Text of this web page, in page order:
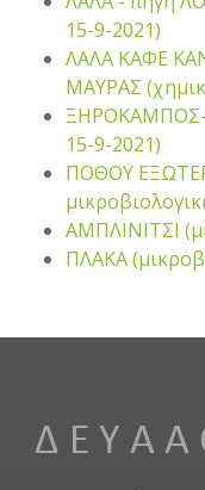
15-9-2021)
ΛΑΛΑ ΚΑΦΕ
ΜΑΥΡΑΣ
ΞΗΡΟΚΑΜΠΟΣ-
15-9-2021)
ΠΟΘΟΥ
ΑΜΠΛΙΝΙΤΣΙ
ΠΛΑΚΑ